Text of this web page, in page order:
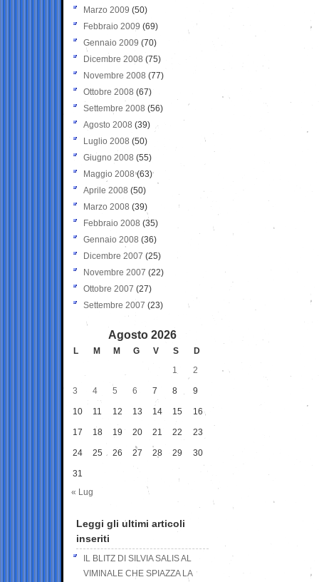
Marzo 2009 (50)
Febbraio 2009 (69)
Gennaio 2009 (70)
Dicembre 2008 (75)
Novembre 2008 (77)
Ottobre 2008 (67)
Settembre 2008 (56)
Agosto 2008 (39)
Luglio 2008 (50)
Giugno 2008 (55)
Maggio 2008(63)
Aprile 2008 (50)
Marzo 2008 (39)
Febbraio 2008 (35)
Gennaio 2008 (36)
Dicembre 2007 (25)
Novembre 2007 (22)
Ottobre 2007 (27)
Settembre 2007 (23)
Agosto 2026
L M M G V S
D
1
2
3 4 5 6 7 8 9
10 11 12 13 14 15 16
17 18 19 20 21 22 23
24 25 26 27 28 29 30
31
« Lug
Leggi gli ultimi articoli
inseriti
IL BLITZ DI SILVIA SALIS AL
VIMINALE CHE SPIAZZA LA